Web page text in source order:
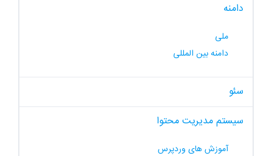
دامنه
ملی
دامنه بین المللی
سئو
سیستم مدیریت محتوا
آموزش های وردپرس